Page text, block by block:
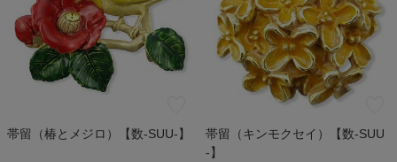
帯留（椿とメジロ）【数-SUU-】
帯留（キンモクセイ）【数-SUU
-】